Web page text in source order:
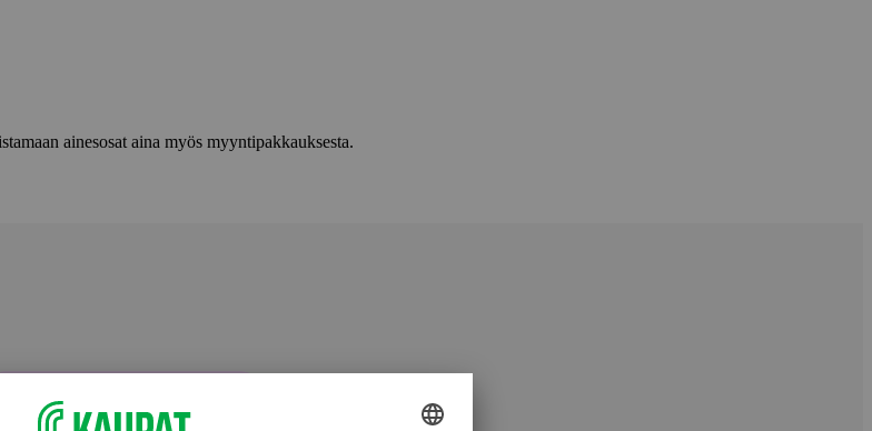
ainesosat aina myös myyntipakkauksesta.